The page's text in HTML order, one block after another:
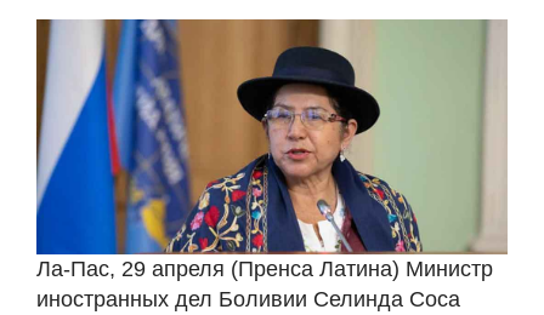
Ла-Пас, 29 апреля (Пренса Латина) Министр
иностранных дел Боливии Селинда Соса